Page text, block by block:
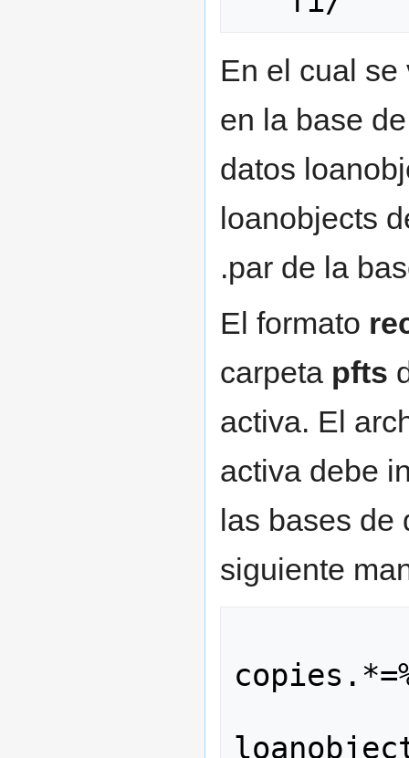
En el cual
en la base
datos
loanobjects
.par de la
El formato
carpeta pfts
activa. El
activa debe
las bases
siguiente